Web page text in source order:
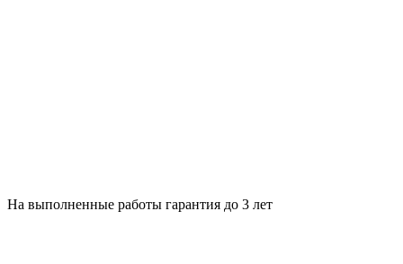
На выполненные работы гарантия до 3 лет